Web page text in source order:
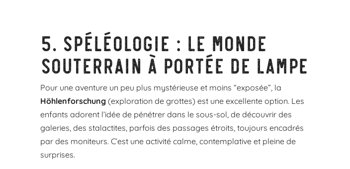
5. Spéléologie : le monde
souterrain à portée de lampe
Pour une aventure un peu plus mystérieuse et moins “exposée”, la
Höhlenforschung(exploration de grottes) est une excellente option. Les
enfants adorent l’idée de pénétrer dans le sous-sol, de découvrir des
galeries, des stalactites, parfois des passages étroits, toujours encadrés
par des moniteurs. C’est une activité calme, contemplative et pleine de
surprises.